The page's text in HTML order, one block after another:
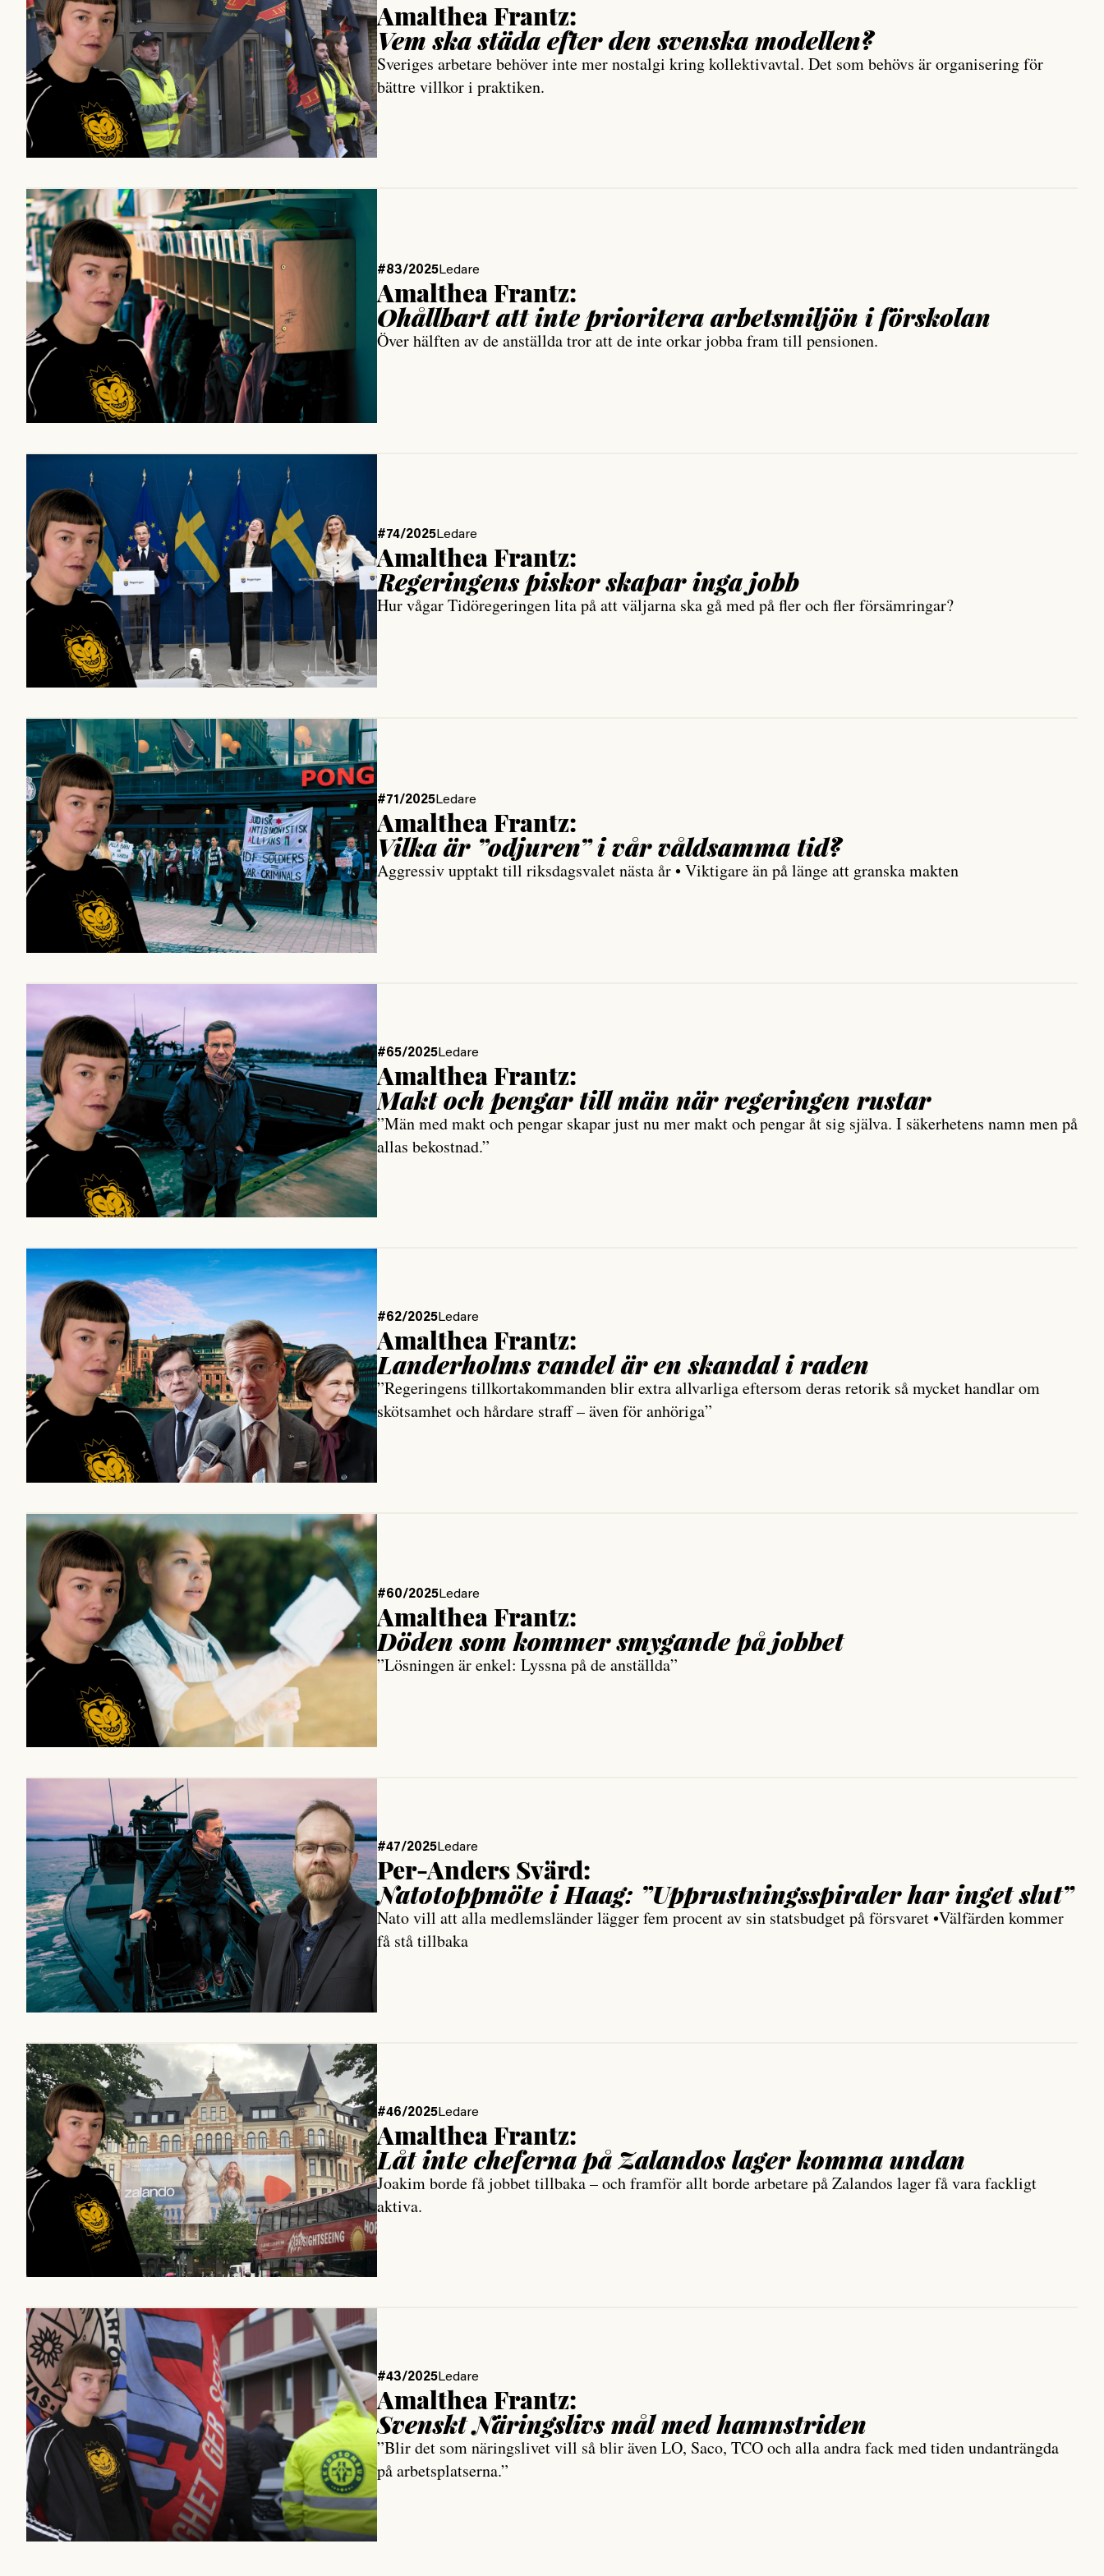
Amalthea Frantz:
Vem ska städa efter den svenska modellen?
Sveriges arbetare behöver inte mer nostalgi kring kollektivavtal. Det som behövs är organisering för
bättre villkor i praktiken.
#83/2025Ledare
Amalthea Frantz:
Ohållbart att inte prioritera arbets­miljön i förskolan
Över hälften av de anställda tror att de inte orkar jobba fram till pensionen.
#74/2025Ledare
Amalthea Frantz:
Regeringens piskor skapar inga jobb
Hur vågar Tidöregeringen lita på att väljarna ska gå med på fler och fler försämringar?
#71/2025Ledare
Amalthea Frantz:
Vilka är ”odjuren” i vår våldsamma tid?
Aggressiv upptakt till riksdagsvalet nästa år • Viktigare än på länge att granska makten
#65/2025Ledare
Amalthea Frantz:
Makt och pengar till män när regeringen rustar
”Män med makt och pengar skapar just nu mer makt och pengar åt sig själva. I säkerhetens namn men på
allas bekostnad.”
#62/2025Ledare
Amalthea Frantz:
Landerholms vandel är en skandal i raden
”Regeringens tillkortakommanden blir extra allvarliga eftersom deras retorik så mycket handlar om
skötsamhet och hårdare straff – även för anhöriga”
#60/2025Ledare
Amalthea Frantz:
Döden som kommer smygande på jobbet
”Lösningen är enkel: Lyssna på de anställda”
#47/2025Ledare
Per-Anders Svärd:
Natotoppmöte i Haag: ”Upprustningsspiraler har inget slut”
Nato vill att alla medlemsländer lägger fem procent av sin statsbudget på försvaret •Välfärden kommer
få stå tillbaka
#46/2025Ledare
Amalthea Frantz:
Låt inte cheferna på Zalandos lager komma undan
Joakim borde få jobbet tillbaka – och framför allt borde arbetare på Zalandos lager få vara fackligt
aktiva.
#43/2025Ledare
Amalthea Frantz:
Svenskt Närings­livs mål med hamnstriden
”Blir det som näringslivet vill så blir även LO, Saco, TCO och alla andra fack med tiden undanträngda
på arbetsplatserna.”